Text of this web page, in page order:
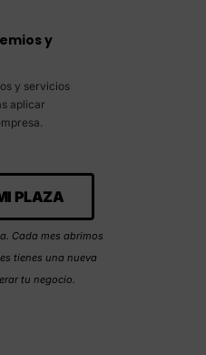
y
y servicios
aplicar
PLAZA
Cada mes abrimos
tienes una nueva
tu negocio.